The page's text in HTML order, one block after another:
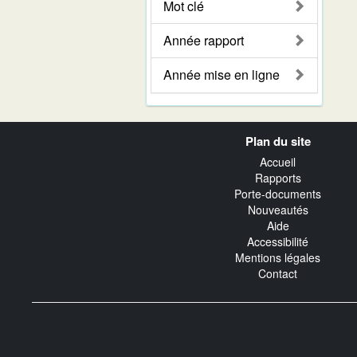
Mot clé
Année rapport
Année mise en ligne
Plan du site
Accueil
Rapports
Porte-documents
Nouveautés
Aide
Accessibilité
Mentions légales
Contact